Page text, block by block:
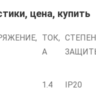
цена, купить
ТОК,
А
1.4 IP20